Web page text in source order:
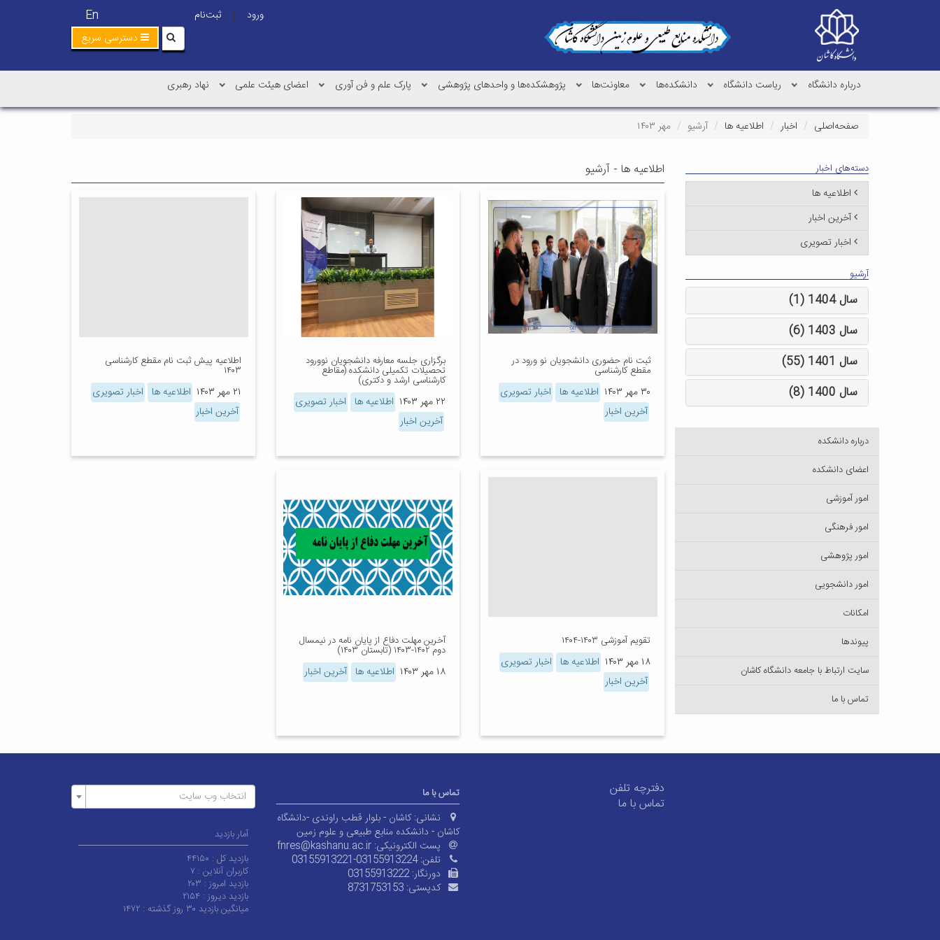
En ورود |
ثبت‌نام
دسترسی سریع
درباره دانشگاه ریاست دانشگاه دانشکده‌ها معاونت‌ها پژوهشکده‌ها و واحدهای پژوهشی پارک علم و فن آوری اعضای هیئت علمی نهاد رهبری
صفحه‌اصلی اخبار اطلاعیه ها آرشیو مهر ۱۴۰۳
اطلاعیه ها - آرشیو
ثبت نام حضوری دانشجویان نو ورود در
مقطع کارشناسی
۳۰ مهر ۱۴۰۳ اطلاعیه ها اخبار تصویری
آخرین اخبار
برگزاری جلسه معارفه دانشجویان نوورود
تحصیلات تکمیلی دانشکده (مقاطع
کارشناسی ارشد و دکتری)
۲۲ مهر ۱۴۰۳ اطلاعیه ها اخبار تصویری
آخرین اخبار
اطلاعیه پیش ثبت نام مقطع کارشناسی
۱۴۰۳
۲۱ مهر ۱۴۰۳ اطلاعیه ها اخبار تصویری
آخرین اخبار
تقویم آموزشی ۱۴۰۳-۱۴۰۴
۱۸ مهر ۱۴۰۳ اطلاعیه ها اخبار تصویری
آخرین اخبار
آخرین مهلت دفاع از پایان نامه در نیمسال
دوم ۱۴۰۲-۱۴۰۳ (تابستان ۱۴۰۳)
۱۸ مهر ۱۴۰۳ اطلاعیه ها آخرین اخبار
دسته‌های اخبار
اطلاعیه ها
آخرین اخبار
اخبار تصویری
آرشیو
سال 1404 (1)
سال 1403 (6)
سال 1401 (55)
سال 1400 (8)
درباره دانشکده
اعضای دانشکده
امور آموزشی
امور فرهنگی
امور پژوهشی
امور دانشجویی
امکانات
پیوندها
سایت ارتباط با جامعه دانشگاه کاشان
تماس با ما
دفترچه تلفن
تماس با ما
تماس با ما
نشانی: کاشان - بلوار قطب راوندی -دانشگاه
کاشان - دانشکده منابع طبیعی و علوم زمین
پست الکترونیکی: fnres@kashanu.ac.ir
تلفن:03155913221-03155913224
دورنگار:03155913222
کدپستی: 8731753153
انتخاب وب سایت
آمار بازدید
بازدید کل : ۴۴۱۵۰
کاربران آنلاین : ۷
بازدید امروز : ۲۰۳
بازدید دیروز : ۲۱۵۴
میانگین بازدید ۳۰ روز گذشته :
۱۴۷۲